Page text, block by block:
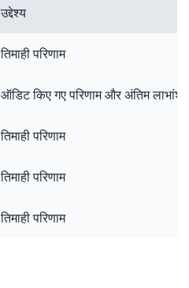
उद्देश्य
तिमाही परिणाम
ऑडिट किए गए परिणाम और अंतिम लाभांश
तिमाही परिणाम
तिमाही परिणाम
तिमाही परिणाम